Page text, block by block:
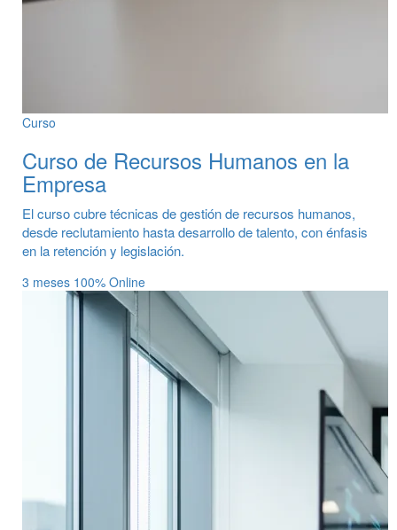
Curso
Curso de Recursos Humanos en la
Empresa
El curso cubre técnicas de gestión de recursos humanos,
desde reclutamiento hasta desarrollo de talento, con énfasis
en la retención y legislación.
3 meses 100% Online